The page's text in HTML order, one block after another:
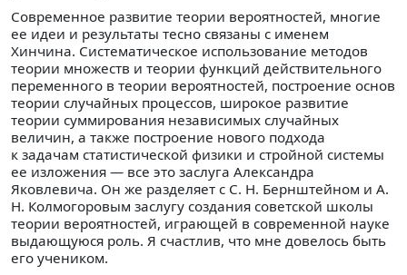
Современное развитие теории вероятностей, многие
ее идеи и результаты тесно связаны с именем
Хинчина. Систематическое использование методов
теории множеств и теории функций действительного
переменного в теории вероятностей, построение основ
теории случайных процессов, широкое развитие
теории суммирования независимых случайных
величин, а также построение нового подхода
к задачам статистической физики и стройной системы
ее изложения — все это заслуга Александра
Яковлевича. Он же разделяет с С. Н. Бернштейном и А.
Н. Колмогоровым заслугу создания советской школы
теории вероятностей, играющей в современной науке
выдающуюся роль. Я счастлив, что мне довелось быть
его учеником.